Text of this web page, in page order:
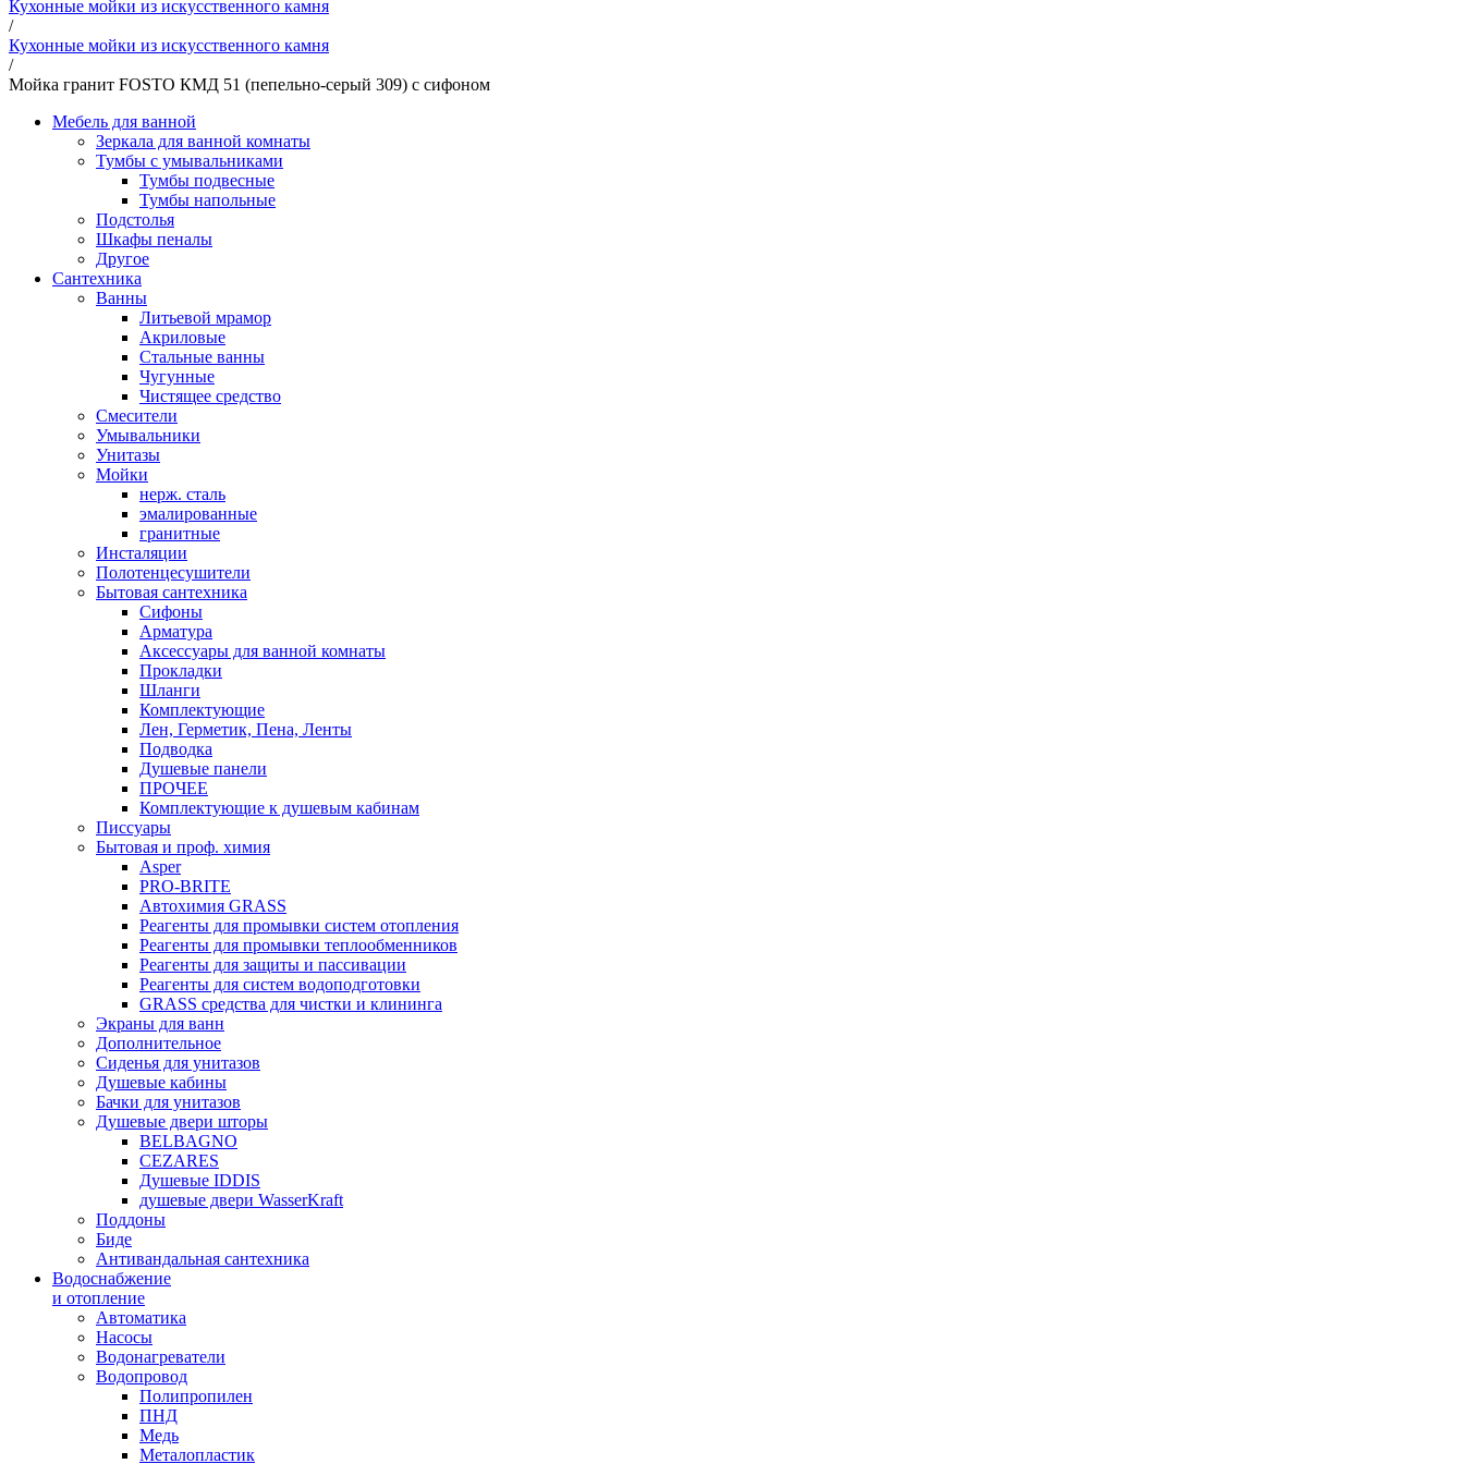
Кухонные мойки из искусственного камня
/
Кухонные мойки из искусственного камня
/
Мойка гранит FOSTO КМД 51 (пепельно-серый 309) с сифоном
Мебель для ванной
Зеркала для ванной комнаты
Тумбы с умывальниками
Тумбы подвесные
Тумбы напольные
Подстолья
Шкафы пеналы
Другое
Сантехника
Ванны
Литьевой мрамор
Акриловые
Стальные ванны
Чугунные
Чистящее средство
Смесители
Умывальники
Унитазы
Мойки
нерж. сталь
эмалированные
гранитные
Инсталяции
Полотенцесушители
Бытовая сантехника
Сифоны
Арматура
Аксессуары для ванной комнаты
Прокладки
Шланги
Комплектующие
Лен, Герметик, Пена, Ленты
Подводка
Душевые панели
ПРОЧЕЕ
Комплектующие к душевым кабинам
Писсуары
Бытовая и проф. химия
Asper
PRO-BRITE
Автохимия GRASS
Реагенты для промывки систем отопления
Реагенты для промывки теплообменников
Реагенты для защиты и пассивации
Реагенты для систем водоподготовки
GRASS средства для чистки и клининга
Экраны для ванн
Дополнительное
Сиденья для унитазов
Душевые кабины
Бачки для унитазов
Душевые двери шторы
BELBAGNO
CEZARES
Душевые IDDIS
душевые двери WasserKraft
Поддоны
Биде
Антивандальная сантехника
Водоснабжение
и отопление
Автоматика
Насосы
Водонагреватели
Водопровод
Полипропилен
ПНД
Медь
Металопластик